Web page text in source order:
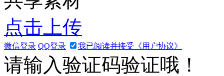
点击上传
微信登录 QQ登录 我已阅读并接受《用户协议》
请输入验证码验证哦！